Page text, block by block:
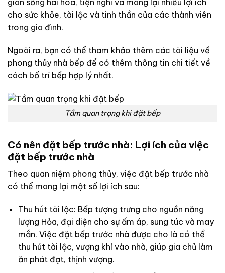
cho sức khỏe, tài lộc và tinh thần của các thành viên
trong gia đình.
Ngoài ra, bạn có thể tham khảo thêm các tài liệu về
phong thủy nhà bếp để có thêm thông tin chi tiết về
cách bố trí bếp hợp lý nhất.
Tầm quan trọng khi đặt bếp
Có nên đặt bếp trước nhà: Lợi ích của việc
đặt bếp trước nhà
Theo quan niệm phong thủy, việc đặt bếp trước nhà
có thể mang lại một số lợi ích sau:
Thu hút tài lộc: Bếp tượng trưng cho nguồn năng
lượng Hỏa, đại diện cho sự ấm áp, sung túc và may
mắn. Việc đặt bếp trước nhà được cho là có thể
thu hút tài lộc, vượng khí vào nhà, giúp gia chủ làm
ăn phát đạt, thịnh vượng.